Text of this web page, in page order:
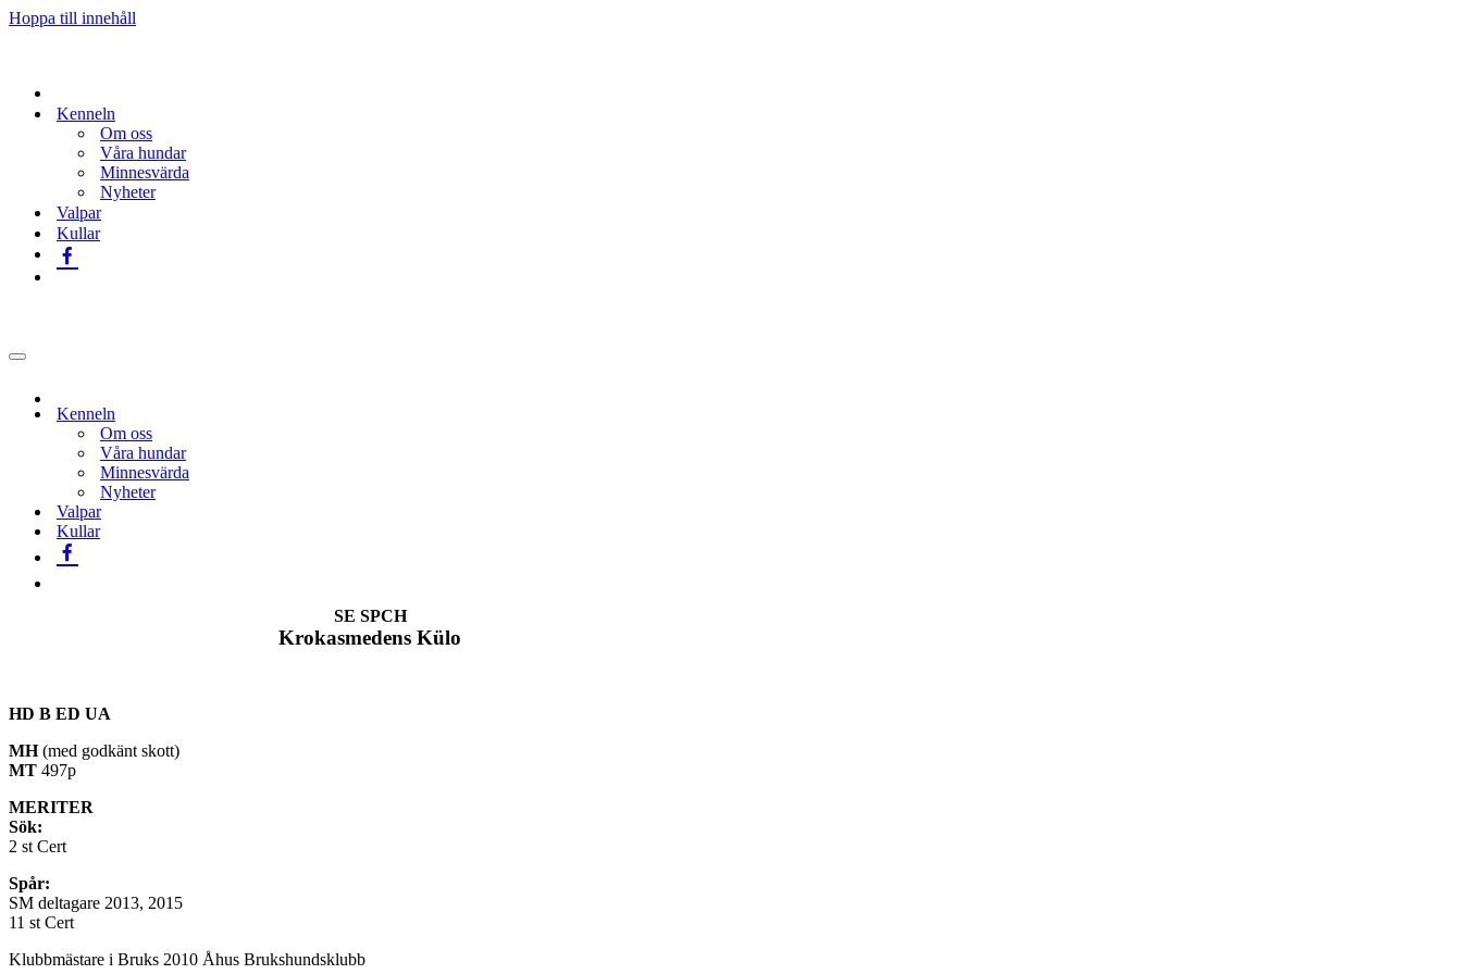
Hoppa till innehåll
Kenneln
Om oss
Våra hundar
Minnesvärda
Nyheter
Valpar
Kullar
Navigeringsmeny
Kenneln
Om oss
Våra hundar
Minnesvärda
Nyheter
Valpar
Kullar
SE SPCH
Krokasmedens Külo
HD B ED UA
MH(med godkänt skott)
MT 497p
MERITER
Sök:
2 st Cert
Spår:
SM deltagare 2013, 2015
11 st Cert
Klubbmästare i Bruks 2010 Åhus Brukshundsklubb